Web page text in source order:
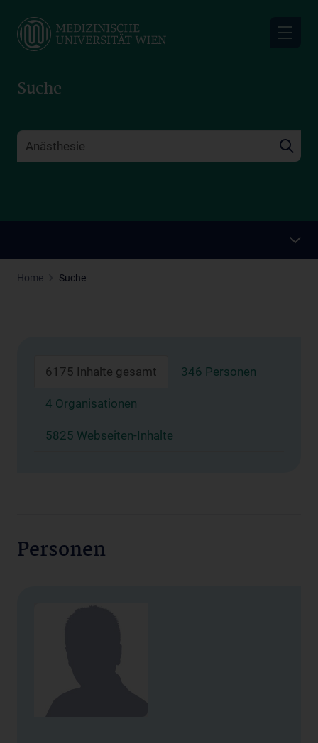
main
Suche
Home Suche
6175 Inhalte gesamt 346 Personen
4 Organisationen
5825 Webseiten-Inhalte
Personen